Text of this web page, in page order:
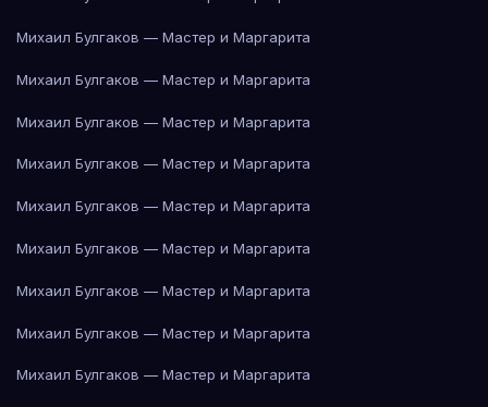
Михаил Булгаков — Мастер и Маргарита
Михаил Булгаков — Мастер и Маргарита
Михаил Булгаков — Мастер и Маргарита
Михаил Булгаков — Мастер и Маргарита
Михаил Булгаков — Мастер и Маргарита
Михаил Булгаков — Мастер и Маргарита
Михаил Булгаков — Мастер и Маргарита
Михаил Булгаков — Мастер и Маргарита
Михаил Булгаков — Мастер и Маргарита